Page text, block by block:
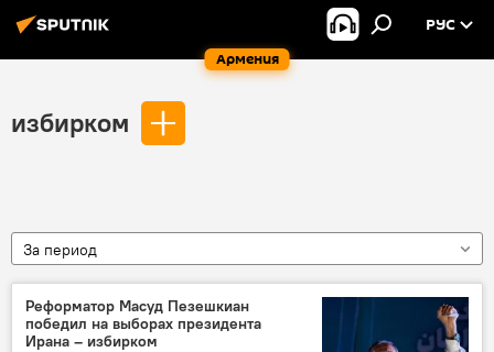
Армения
РУС
избирком
За период
Реформатор Масуд Пезешкиан
победил на выборах президента
Ирана – избирком